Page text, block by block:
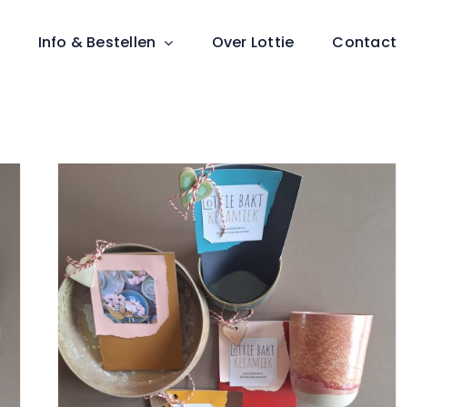
Info & Bestellen Over Lottie Contact